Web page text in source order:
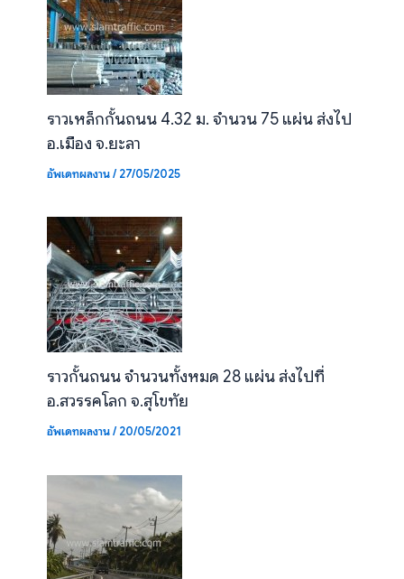
ราวเหล็กกั้นถนน 4.32 ม. จำนวน 75 แผ่น ส่งไป
อ.เมือง จ.ยะลา
อัพเดทผลงาน/27/05/2025
ราวกั้นถนน จำนวนทั้งหมด 28 แผ่น ส่งไปที่
อ.สวรรคโลก จ.สุโขทัย
อัพเดทผลงาน/20/05/2021